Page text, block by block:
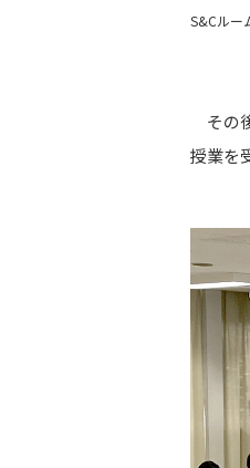
S&Cルー
その
授業を